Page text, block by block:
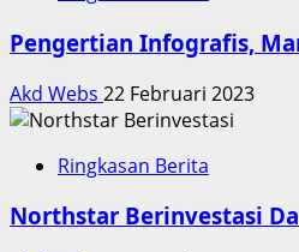
Pengertian Infografis,
Akd Webs 22 Februari 2023
Ringkasan Berita
Northstar Berinvestasi